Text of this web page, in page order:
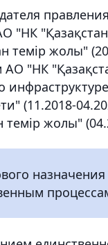
"НК
жолы"
"НК
(11.2018-
жолы"